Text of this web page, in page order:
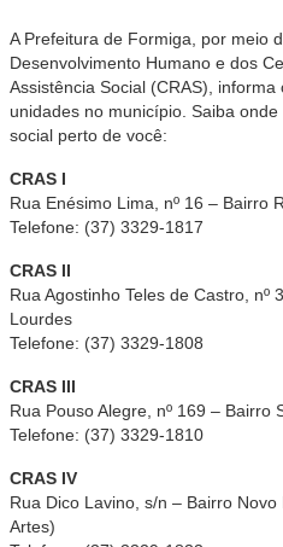
A Prefeitura de Formiga, por meio
Desenvolvimento Humano e dos
Assistência Social (CRAS),
unidades no município. Saiba
social perto de você:
CRAS I
Rua Enésimo Lima, nº 16 – Bairro
Telefone: (37) 3329-1817
CRAS II
Rua Agostinho Teles de Castro, nº
Lourdes
Telefone: (37) 3329-1808
CRAS III
Rua Pouso Alegre, nº 169 – Bairro
Telefone: (37) 3329-1810
CRAS IV
Rua Dico Lavino, s/n – Bairro
Artes)